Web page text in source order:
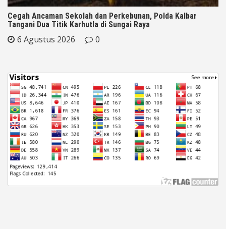
Cegah Ancaman Sekolah dan Perkebunan, Polda Kalbar
Tangani Dua Titik Karhutla di Sungai Raya
6 Agustus 2026 0